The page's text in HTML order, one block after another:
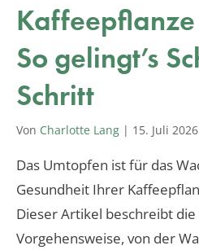
So gelingt’s
Schritt
Von Charlotte Lang | 15. Juli 2026
Das Umtopfen ist für das
Gesundheit Ihrer
Dieser Artikel beschreibt
Vorgehensweise, von der